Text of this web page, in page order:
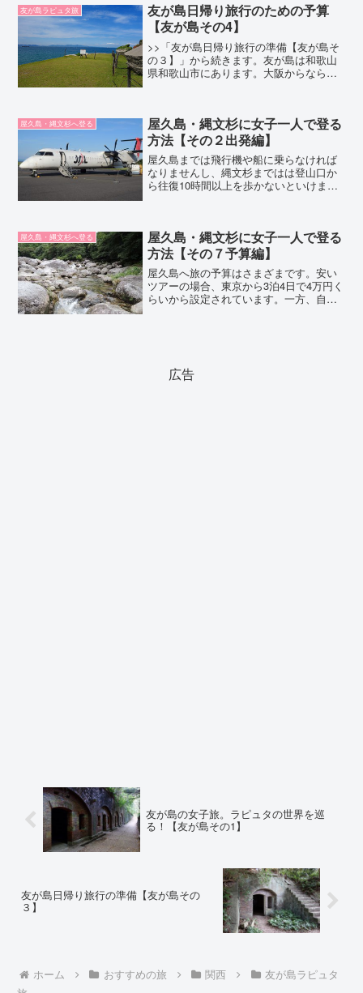
事前にしっかり押さえてお...
友が島ラピュタ旅
友が島日帰り旅行のための予算
【友が島その4】
>>「友が島日帰り旅行の準備【友が島そ
の３】」から続きます。友が島は和歌山
県和歌山市にあります。大阪からなら加
る場所です。関西エリ...
屋久島・縄文杉へ登る
屋久島・縄文杉に女子一人で登る
方法【その２出発編】
屋久島までは飛行機や船に乗らなければ
なりませんし、縄文杉まではは登山口か
ら往復10時間以上を歩かないといけませ
ということで、縄文杉を...
屋久島・縄文杉へ登る
屋久島・縄文杉に女子一人で登る
方法【その７予算編】
屋久島へ旅の予算はさまざまです。安い
ツアーの場合、東京から3泊4日で4万円く
らいから設定されています。一方、自力
広告
友が島の女子旅。ラピュタの世界を巡
る！【友が島その1】
友が島日帰り旅行の準備【友が島その
３】
ホーム おすすめの旅 関西
友が島ラピュタ